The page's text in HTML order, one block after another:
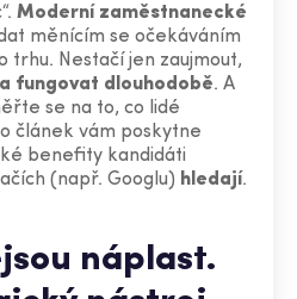
Moderní zaměstnanecké
měnícím se očekáváním
trhu. Nestačí jen zaujmout,
fungovat dlouhodobě. A
se na to, co lidé
článek vám poskytne
benefity kandidáti
(např. Googlu) hledají.
náplast.